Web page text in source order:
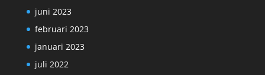
juni 2023
februari 2023
januari 2023
juli 2022